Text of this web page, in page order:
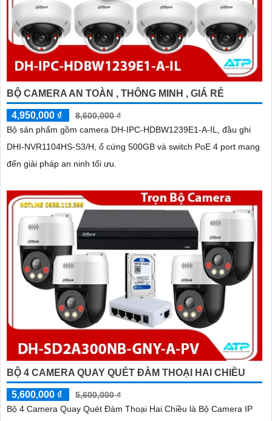
BỘ CAMERA AN TOÀN , THÔNG MINH , GIÁ RẺ
4,950,000 ₫
8,600,000 ₫
Bộ sản phẩm gồm camera DH-IPC-HDBW1239E1-A-IL, đầu ghi
DHI-NVR1104HS-S3/H, ổ cứng 500GB và switch PoE 4 port mang
đến giải pháp an ninh tối ưu.
BỘ 4 CAMERA QUAY QUÉT ĐÀM THOẠI HAI CHIỀU
5,600,000 ₫
5,600,000 ₫
Bộ 4 Camera Quay Quét Đàm Thoại Hai Chiều là Bộ Camera IP